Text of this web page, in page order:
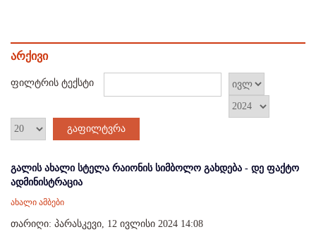
არქივი
ფილტრის ტექსტი
გაფილტვრა
გალის ახალი სტელა რაიონის სიმბოლო გახდება - დე ფაქტო
ადმინისტრაცია
ახალი ამბები
თარიღი: პარასკევი, 12 ივლისი 2024 14:08